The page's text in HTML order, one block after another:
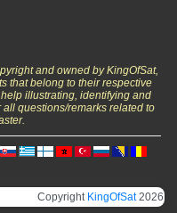
and owned by KingOfSat,
that belong to their respective
illustrating, identifying and
questions/remarks related to
Copyright KingOfSat2026